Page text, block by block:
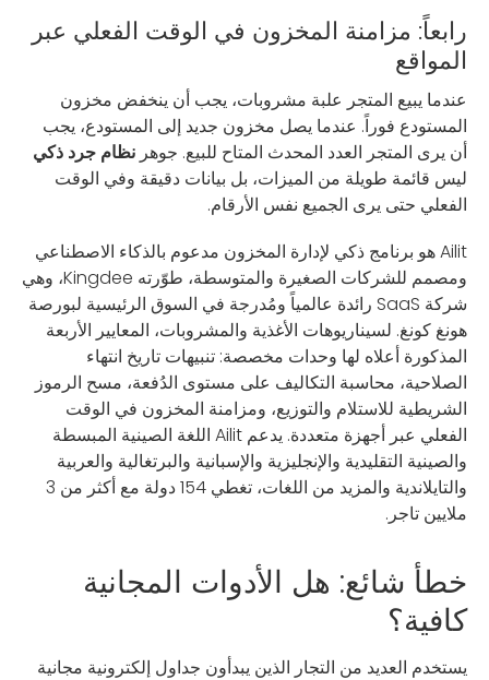
رابعاً: مزامنة المخزون في الوقت الفعلي عبر
المواقع
عندما يبيع المتجر علبة مشروبات، يجب أن ينخفض مخزون
المستودع فوراً. عندما يصل مخزون جديد إلى المستودع، يجب
أن يرى المتجر العدد المحدث المتاح للبيع. جوهر نظام جرد ذكي
ليس قائمة طويلة من الميزات، بل بيانات دقيقة وفي الوقت
الفعلي حتى يرى الجميع نفس الأرقام.
Ailit هو برنامج ذكي لإدارة المخزون مدعوم بالذكاء الاصطناعي
ومصمم للشركات الصغيرة والمتوسطة، طوّرته Kingdee، وهي
شركة SaaS رائدة عالمياً ومُدرجة في السوق الرئيسية لبورصة
هونغ كونغ. لسيناريوهات الأغذية والمشروبات، المعايير الأربعة
المذكورة أعلاه لها وحدات مخصصة: تنبيهات تاريخ انتهاء
الصلاحية، محاسبة التكاليف على مستوى الدُفعة، مسح الرموز
الشريطية للاستلام والتوزيع، ومزامنة المخزون في الوقت
الفعلي عبر أجهزة متعددة. يدعم Ailit اللغة الصينية المبسطة
والصينية التقليدية والإنجليزية والإسبانية والبرتغالية والعربية
والتايلاندية والمزيد من اللغات، تغطي 154 دولة مع أكثر من 3
ملايين تاجر.
خطأ شائع: هل الأدوات المجانية
كافية؟
يستخدم العديد من التجار الذين يبدأون جداول إلكترونية مجانية